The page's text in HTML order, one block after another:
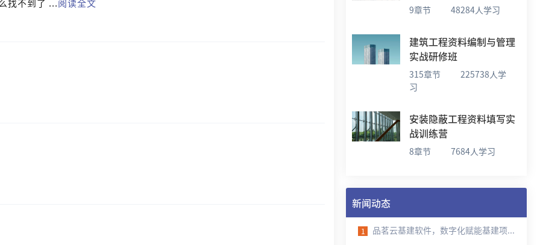
找不到了 ...阅读全文
要求
9章节 48284人学习
建筑工程资料编制与管理
实战研修班
315章节
225738人学
习
安装隐蔽工程资料填写实
战训练营
8章节 7684人学习
新闻动态
1 品茗云基建软件，数字化赋能基建项目全流程资料与技术管理